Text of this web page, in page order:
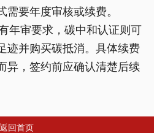
需要年度审核或续费。
年审要求，碳中和认证则可
迹并购买碳抵消。具体续费
异，签约前应确认清楚后续
返回首页